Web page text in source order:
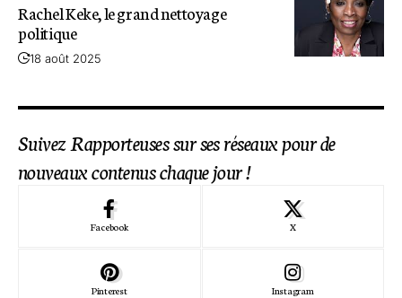
Rachel Keke, le grand nettoyage
politique
18 août 2025
Suivez Rapporteuses sur ses réseaux pour de
nouveaux contenus chaque jour !
Facebook X
Pinterest Instagram